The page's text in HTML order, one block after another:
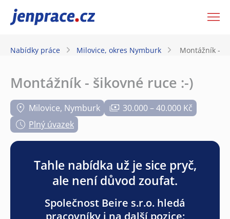
JenPráce.cz
Nabídky práce Milovice, okres Nymburk Montážník -
Montážník - šikovné ruce :-)
Milovice, Nymburk
30.000 – 40.000 Kč
Plný úvazek
Tahle nabídka už je sice pryč,
ale není důvod zoufat.
Společnost Beire s.r.o. hledá
pracovníky i na další pozice: